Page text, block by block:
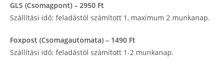
GLS (Csomagpont) – 2950 Ft
Szállítási idő: feladástól számított 1, maximum 2 munkanap.
Foxpost (Csomagautomata) – 1490 Ft
Szállítási idő: feladástól számított 1-2 munkanap.